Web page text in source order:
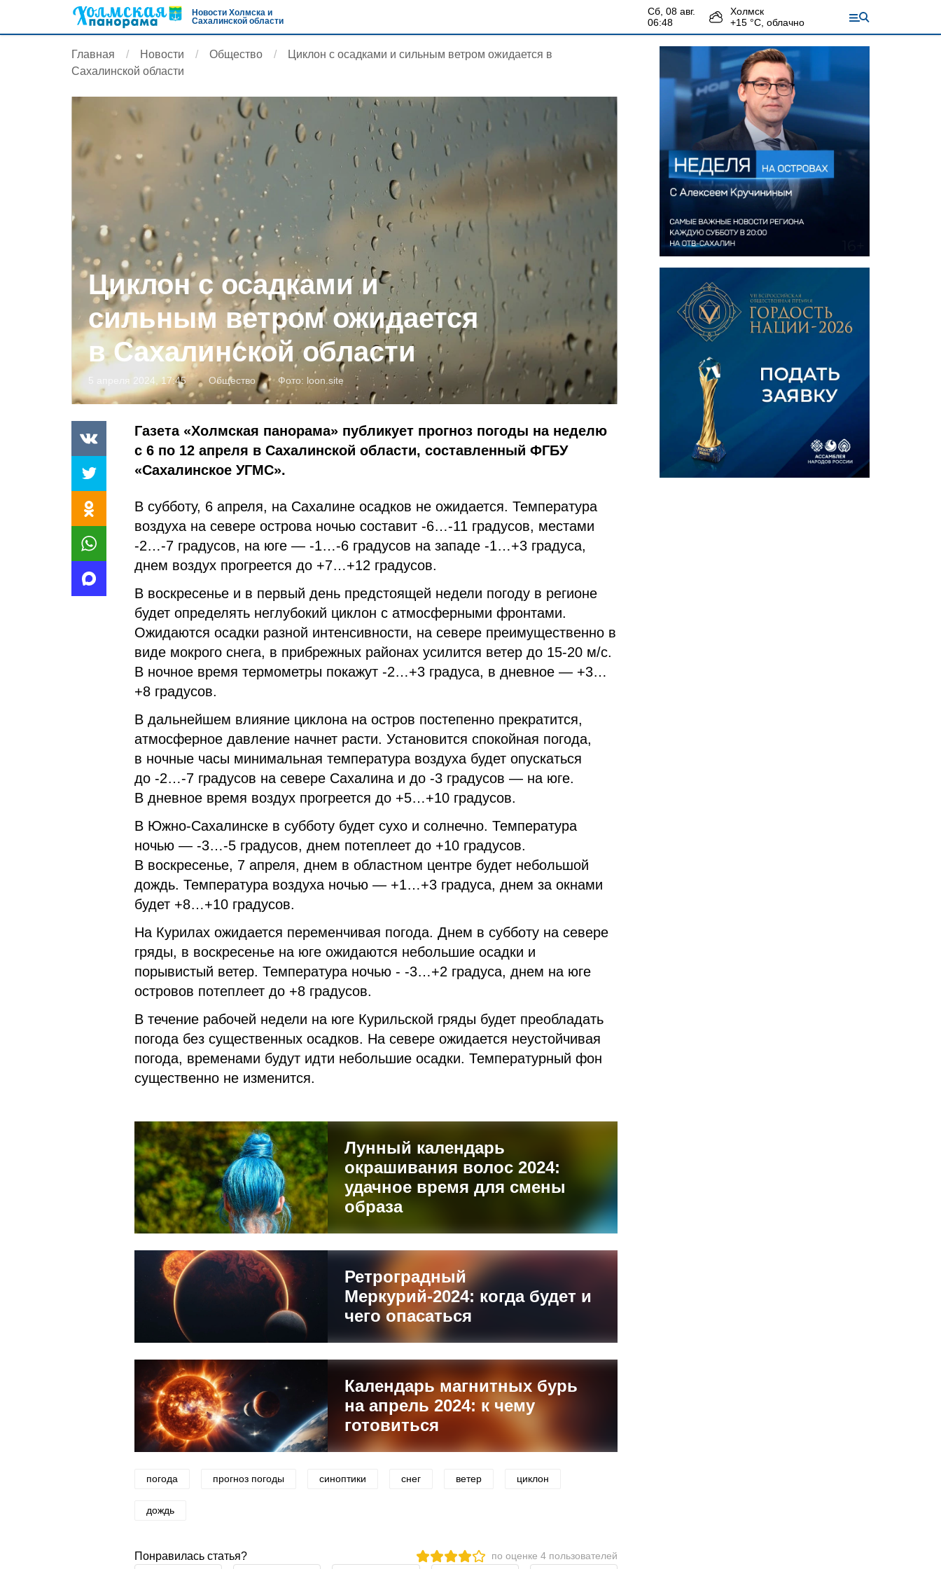
Новости Холмска и
Сахалинской области
сб, 08 авг.
06:48
Холмск
+15 °С, облачно
Главная Новости Общество
Циклон с осадками и сильным ветром ожидается в
Сахалинской области
Циклон с осадками и
сильным ветром ожидается
в Сахалинской области
5 апреля 2024, 17:45 Общество Фото: loon.site
Газета «Холмская панорама» публикует прогноз погоды на неделю
с 6 по 12 апреля в Сахалинской области, составленный ФГБУ
«Сахалинское УГМС».
В субботу, 6 апреля, на Сахалине осадков не ожидается. Температура
воздуха на севере острова ночью составит -6…-11 градусов, местами
-2…-7 градусов, на юге — -1…-6 градусов на западе -1…+3 градуса,
днем воздух прогреется до +7…+12 градусов.
В воскресенье и в первый день предстоящей недели погоду в регионе
будет определять неглубокий циклон с атмосферными фронтами.
Ожидаются осадки разной интенсивности, на севере преимущественно в
виде мокрого снега, в прибрежных районах усилится ветер до 15-20 м/с.
В ночное время термометры покажут -2…+3 градуса, в дневное — +3…
+8 градусов.
В дальнейшем влияние циклона на остров постепенно прекратится,
атмосферное давление начнет расти. Установится спокойная погода,
в ночные часы минимальная температура воздуха будет опускаться
до -2…-7 градусов на севере Сахалина и до -3 градусов — на юге.
В дневное время воздух прогреется до +5…+10 градусов.
В Южно-Сахалинске в субботу будет сухо и солнечно. Температура
ночью — -3…-5 градусов, днем потеплеет до +10 градусов.
В воскресенье, 7 апреля, днем в областном центре будет небольшой
дождь. Температура воздуха ночью — +1…+3 градуса, днем за окнами
будет +8…+10 градусов.
На Курилах ожидается переменчивая погода. Днем в субботу на севере
гряды, в воскресенье на юге ожидаются небольшие осадки и
порывистый ветер. Температура ночью - -3…+2 градуса, днем на юге
островов потеплеет до +8 градусов.
В течение рабочей недели на юге Курильской гряды будет преобладать
погода без существенных осадков. На севере ожидается неустойчивая
погода, временами будут идти небольшие осадки. Температурный фон
существенно не изменится.
Лунный календарь
окрашивания волос 2024:
удачное время для смены
образа
Ретроградный
Меркурий-2024: когда будет и
чего опасаться
Календарь магнитных бурь
на апрель 2024: к чему
готовиться
погода прогноз погоды синоптики снег ветер циклон
дождь
Понравилась статья? по оценке 4 пользователей